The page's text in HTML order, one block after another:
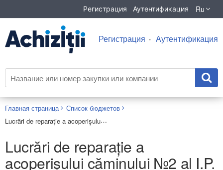
Регистрация Аутентификация Ru
Регистрация Аутентификация
Главная страница
Список бюджетов
Lucrări de reparație a acoperișului căminului №2 al I.P. CEEE din str. Melestiu 6
Lucrări de reparație a
acoperișului căminului №2 al I.P.